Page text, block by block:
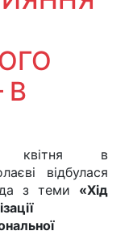
В
квітня в
відбулася
з теми «Хід